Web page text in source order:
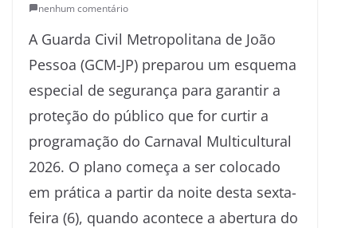
nenhum comentário
A Guarda Civil Metropolitana de João
Pessoa (GCM-JP) preparou um esquema
especial de segurança para garantir a
proteção do público que for curtir a
programação do Carnaval Multicultural
2026. O plano começa a ser colocado
em prática a partir da noite desta sexta-
feira (6), quando acontece a abertura do